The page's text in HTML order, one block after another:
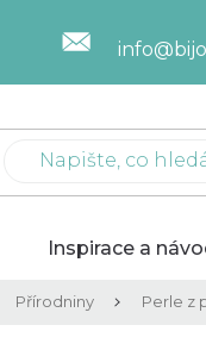
Inspirace a
Přírodniny Perle z